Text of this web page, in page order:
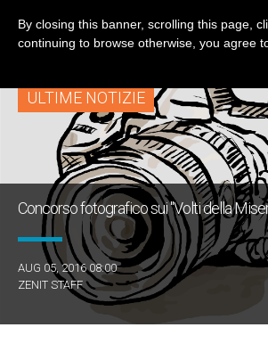
Vittorio
ULTIME NOTIZIE
Concorso fotografico sui "Volti della
AUG 05, 2016 08:00
ZENIT STAFF
By closing this banner, scrolling this page,
continuing to browse otherwise, you agree